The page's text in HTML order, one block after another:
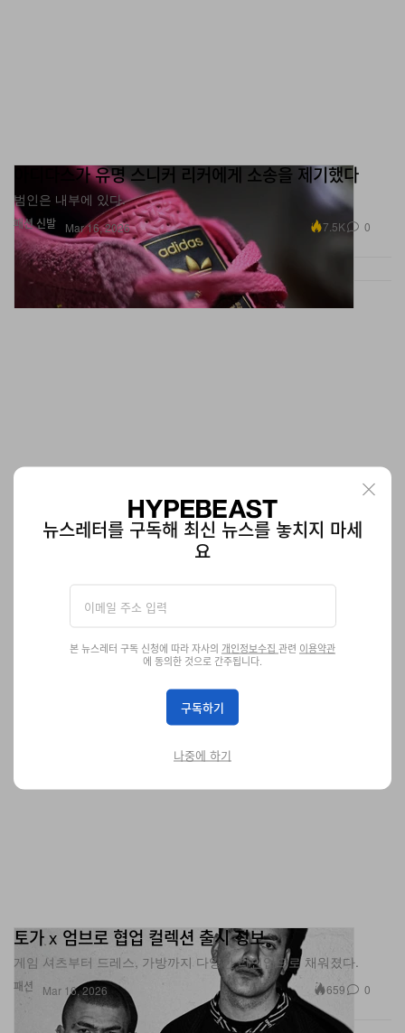
패션 신발
아디다스가 유명 스니커 리커에게 소송을 제기했다
범인은 내부에 있다.
Mar 16, 2026 7.5K 0
Mar 16, 2026 3.3K
패션
토가 x 엄브로 협업 컬렉션 출시 정보
게임 셔츠부터 드레스, 가방까지 다양한 라인업으로 채워졌다.
Mar 16, 2026 659 0
뉴스레터를 구독해 최신 뉴스를 놓치지 마세
요
본 뉴스레터 구독 신청에 따라 자사의 개인정보수집 관련 이용약관
에 동의한 것으로 간주됩니다.
구독하기
나중에 하기